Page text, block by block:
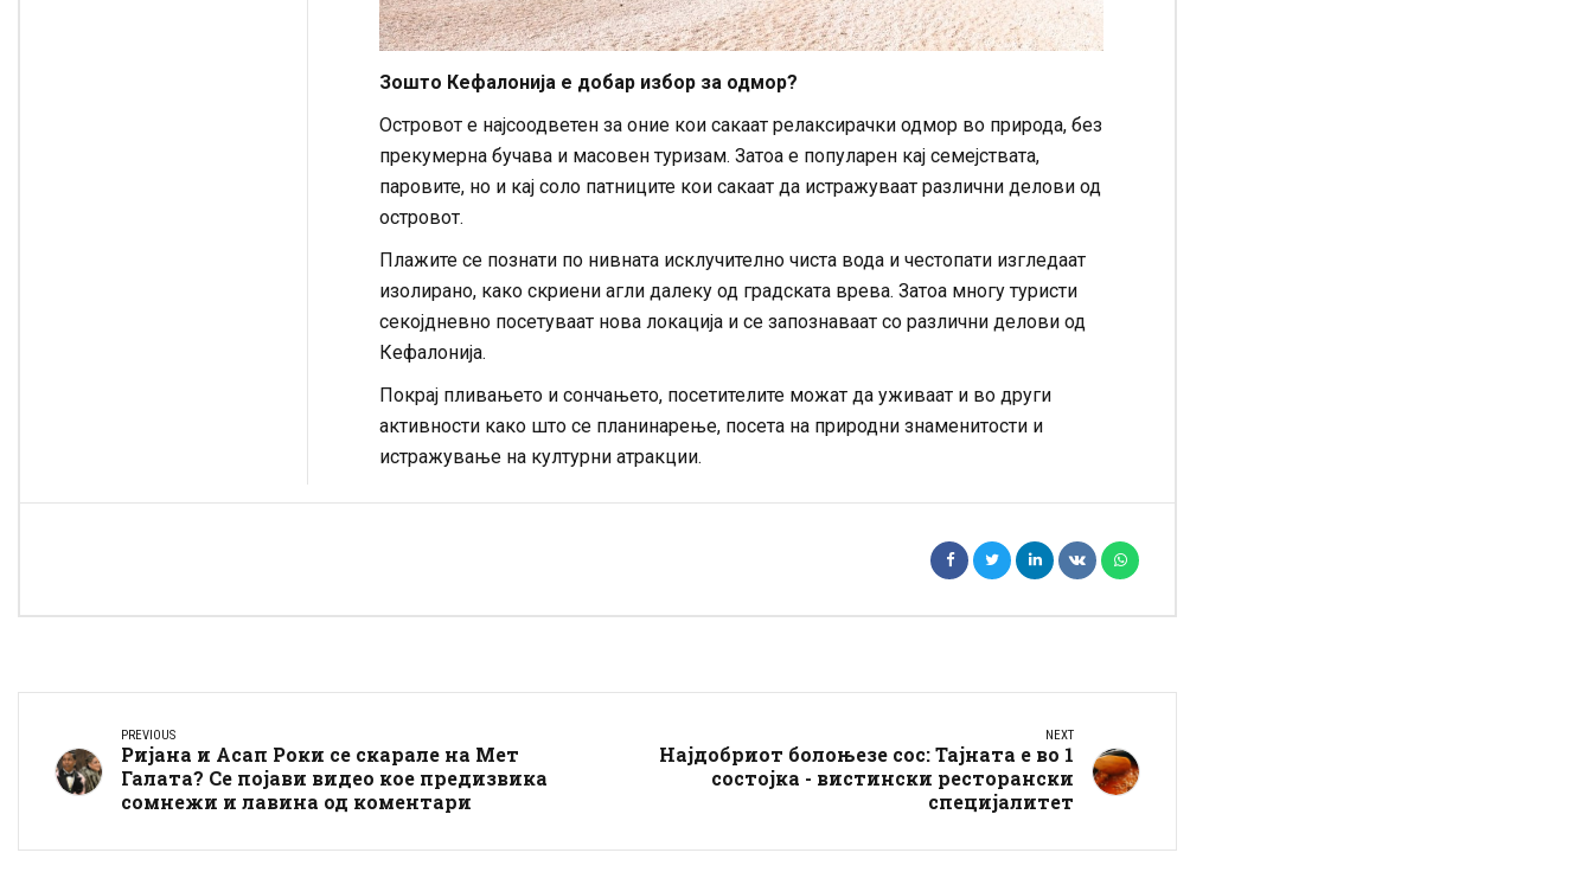
Зошто Кефалонија е добар избор за одмор?
Островот е најсоодветен за оние кои сакаат релаксирачки одмор во природа, без
прекумерна бучава и масовен туризам. Затоа е популарен кај семејствата,
паровите, но и кај соло патниците кои сакаат да истражуваат различни делови од
островот.
Плажите се познати по нивната исклучително чиста вода и честопати изгледаат
изолирано, како скриени агли далеку од градската врева. Затоа многу туристи
секојдневно посетуваат нова локација и се запознаваат со различни делови од
Кефалонија.
Покрај пливањето и сончањето, посетителите можат да уживаат и во други
активности како што се планинарење, посета на природни знаменитости и
истражување на културни атракции.
PREVIOUS
Ријана и Асап Роки се скарале на Мет
Галата? Се појави видео кое предизвика
сомнежи и лавина од коментари
NEXT
Најдобриот болоњезе сос: Тајната е во 1
состојка - вистински ресторански
специјалитет